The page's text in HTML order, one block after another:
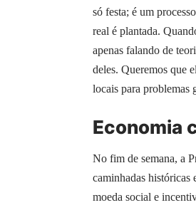
só festa; é um
real é plantada.
apenas falando de
deles. Queremos que
locais para problemas
Economia
No fim de semana, a
caminhadas
moeda social e